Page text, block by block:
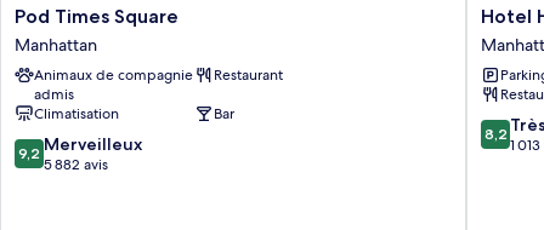
Pod
Times
Square
Manhattan
Pod Times Square
Manhattan
Animaux de compagnie
admis
Restaurant
Climatisation
Bar
9.2
sur
9,2 Merveilleux
5 882 avis
Hotel
Henri
NY
Hotel
8.2
sur
8,2
1